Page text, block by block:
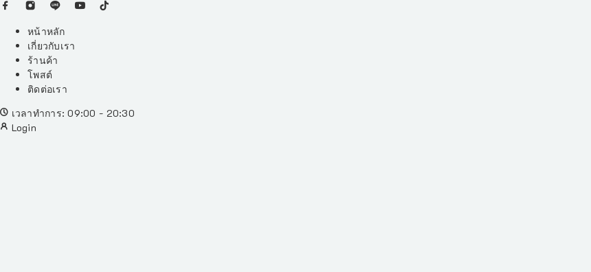
หน้าหลัก
เกี่ยวกับเรา
ร้านค้า
โพสต์
ติดต่อเรา
เวลาทำการ: 09:00 - 20:30
Login